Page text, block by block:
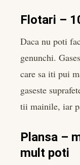
Flotari –
Daca nu poti
genunchi.
care sa iti pui
gaseste
tii mainile, iar
Plansa –
mult poti